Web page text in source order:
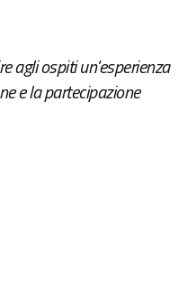
agli ospiti un'esperienza
e la partecipazione